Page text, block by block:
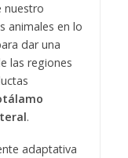
nuestro
animales en lo
dar una
las regiones
.
adaptativa